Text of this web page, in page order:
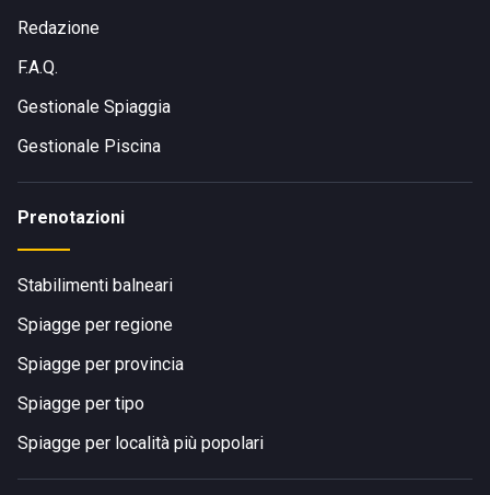
Redazione
F.A.Q.
Gestionale Spiaggia
Gestionale Piscina
Prenotazioni
Stabilimenti balneari
Spiagge per regione
Spiagge per provincia
Spiagge per tipo
Spiagge per località più popolari